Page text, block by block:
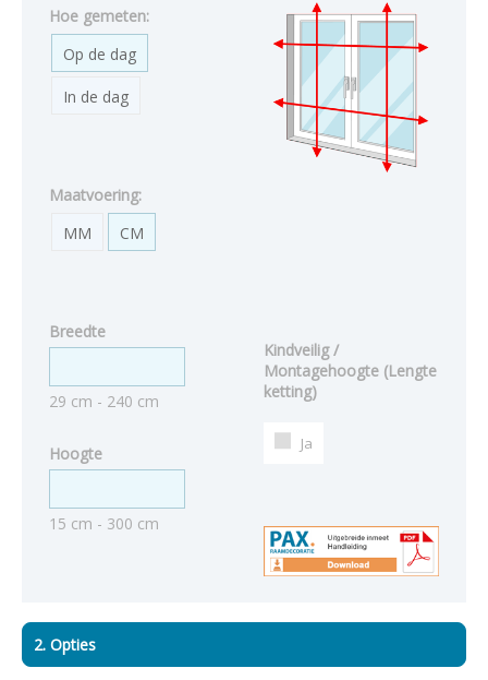
Hoe gemeten:
Op de dag
In de dag
Maatvoering:
MM
CM
Breedte
29 cm - 240 cm
Hoogte
15 cm - 300 cm
Kindveilig /
Montagehoogte (Lengte
ketting)
Ja
2. Opties